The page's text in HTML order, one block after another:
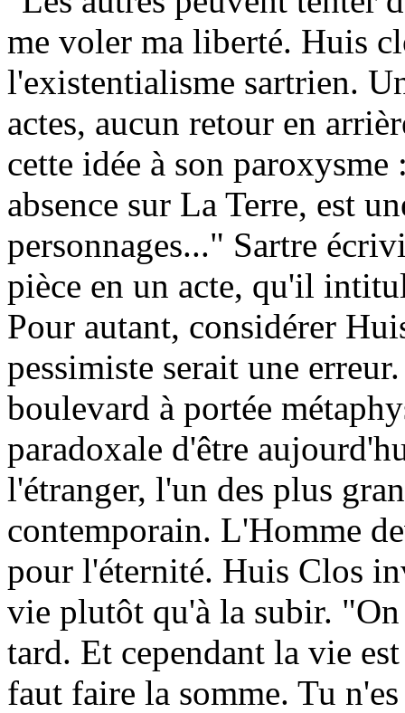
me voler ma liberté. Huis
l'existentialisme sartrien.
actes, aucun retour en
cette idée à son paroxysme
absence sur La Terre, est
personnages..." Sartre
pièce en un acte, qu'il
Pour autant, considérer
pessimiste serait une
boulevard à portée
paradoxale d'être
l'étranger, l'un des plus
contemporain. L'Homme
pour l'éternité. Huis Clos
vie plutôt qu'à la subir.
tard. Et cependant la vie
faut faire la somme. Tu